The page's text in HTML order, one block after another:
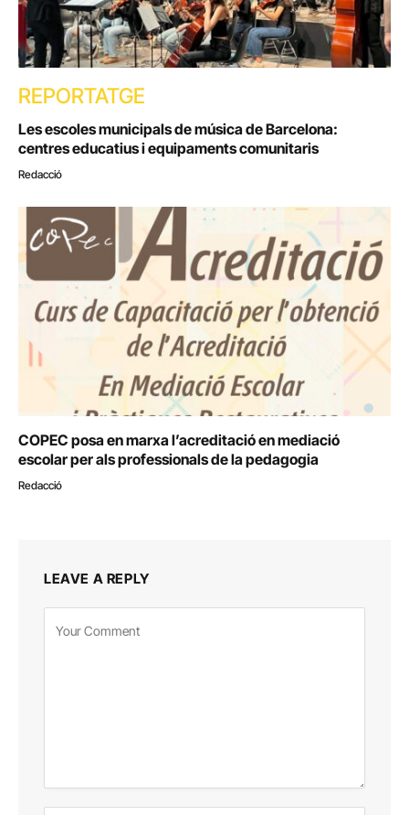
REPORTATGE
Les escoles municipals de música de Barcelona:
centres educatius i equipaments comunitaris
Redacció
COPEC posa en marxa l’acreditació en mediació
escolar per als professionals de la pedagogia
Redacció
LEAVE A REPLY